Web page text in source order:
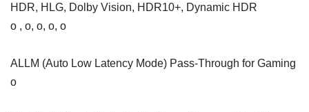
HDR, HLG, Dolby Vision, HDR10+, Dynamic HDR
o , o, o, o, o
ALLM (Auto Low Latency Mode) Pass-Through for Gaming
o